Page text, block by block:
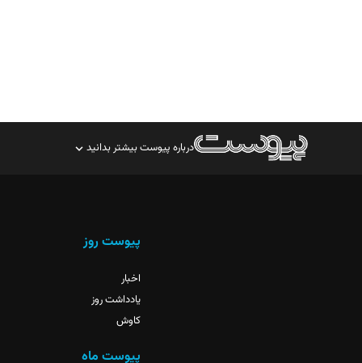
درباره پیوست بیشتر بدانید
پیوست روز
اخبار
یادداشت روز
کاوش
پیوست ماه